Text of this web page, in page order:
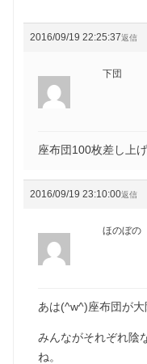
2016/09/19 22:25:37返信
下団
座布団100枚差し上
2016/09/19 23:10:00返信
ほのぼの
あは(^w^)座布団が
みんながそれぞれ陰
ね。